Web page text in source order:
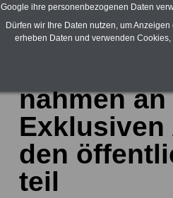
Aktuelles aus
Sektor
nahmen an
Exklusiven
den
teil
Google ihre personenbezogenen Daten
Dürfen wir Ihre Daten nutzen, um
erheben Daten und verwenden